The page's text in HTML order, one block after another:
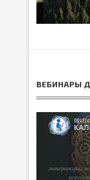
ВЕБИНАРЫ